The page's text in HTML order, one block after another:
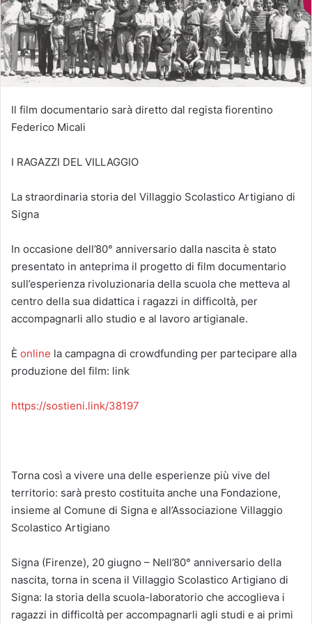
Il film documentario sarà diretto dal regista fiorentino
Federico Micali
I RAGAZZI DEL VILLAGGIO
La straordinaria storia del Villaggio Scolastico Artigiano di
Signa
In occasione dell’80° anniversario dalla nascita è stato
presentato in anteprima il progetto di film documentario
sull’esperienza rivoluzionaria della scuola che metteva al
centro della sua didattica i ragazzi in difficoltà, per
accompagnarli allo studio e al lavoro artigianale.
È online la campagna di crowdfunding per partecipare alla
produzione del film: link
https://sostieni.link/38197
Torna così a vivere una delle esperienze più vive del
territorio: sarà presto costituita anche una Fondazione,
insieme al Comune di Signa e all’Associazione Villaggio
Scolastico Artigiano
Signa (Firenze), 20 giugno – Nell’80° anniversario della
nascita, torna in scena il Villaggio Scolastico Artigiano di
Signa: la storia della scuola-laboratorio che accoglieva i
ragazzi in difficoltà per accompagnarli agli studi e ai primi